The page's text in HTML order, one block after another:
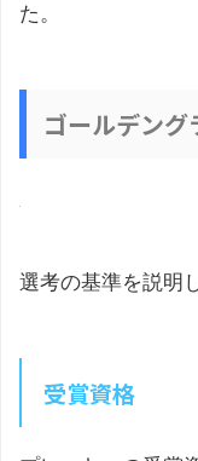
た。
ゴールデン
選考の基準を説明
受賞資格